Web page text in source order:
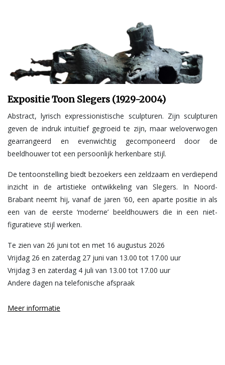
Expositie Toon Slegers (1929-2004)
Abstract, lyrisch expressionistische sculpturen. Zijn sculpturen
geven de indruk intuïtief gegroeid te zijn, maar weloverwogen
gearrangeerd en evenwichtig gecomponeerd door de
beeldhouwer tot een persoonlijk herkenbare stijl.
De tentoonstelling biedt bezoekers een zeldzaam en verdiepend
inzicht in de artistieke ontwikkeling van Slegers. In Noord-
Brabant neemt hij, vanaf de jaren ’60, een aparte positie in als
een van de eerste ‘moderne’ beeldhouwers die in een niet-
figuratieve stijl werken.
Te zien van 26 juni tot en met 16 augustus 2026
Vrijdag 26 en zaterdag 27 juni van 13.00 tot 17.00 uur
Vrijdag 3 en zaterdag 4 juli van 13.00 tot 17.00 uur
Andere dagen na telefonische afspraak
Meer informatie